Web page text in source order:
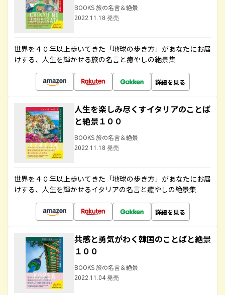
BOOKS 旅の名言＆絶景
2022.11.18 発売
世界を４０年以上歩いてきた「地球の歩き方」があなたにお届
けする、人生を輝かせる旅の名言と癒やしの絶景集
詳細を見る
人生を楽しみ尽くすイタリアのことば
と絶景１００
BOOKS 旅の名言＆絶景
2022.11.18 発売
世界を４０年以上歩いてきた「地球の歩き方」があなたにお届
けする、人生を輝かせるイタリアの名言と癒やしの絶景集
詳細を見る
共感と勇気がわく韓国のことばと絶景
１００
BOOKS 旅の名言＆絶景
2022.11.04 発売